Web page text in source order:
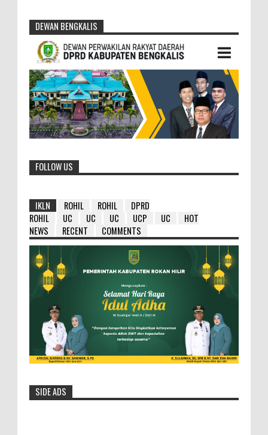
DEWAN BENGKALIS
FOLLOW US
IKLN ROHIL ROHIL
DPRD
ROHIL
UC UC UC UCP UC
HOT
NEWS
RECENT COMMENTS
HM Wardan : Ambil Hikmahnya Dibalik
SIDE ADS